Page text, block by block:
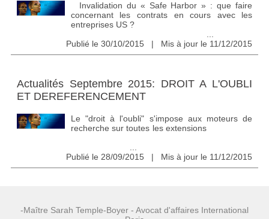
Invalidation du « Safe Harbor » : que faire
concernant les contrats en cours avec les
entreprises US ?
Publié le 30/10/2015 | Mis à jour le 11/12/2015
Actualités Septembre 2015: DROIT A L'OUBLI
ET DEREFERENCEMENT
Le "droit à l'oubli" s'impose aux moteurs de
recherche sur toutes les extensions
Publié le 28/09/2015 | Mis à jour le 11/12/2015
-Maître Sarah Temple-Boyer - Avocat d'affaires International